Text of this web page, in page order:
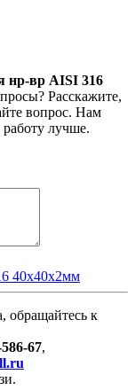
нр-вр AISI 316
Расскажите,
вопрос. Нам
лучше.
обращайтесь к
67,